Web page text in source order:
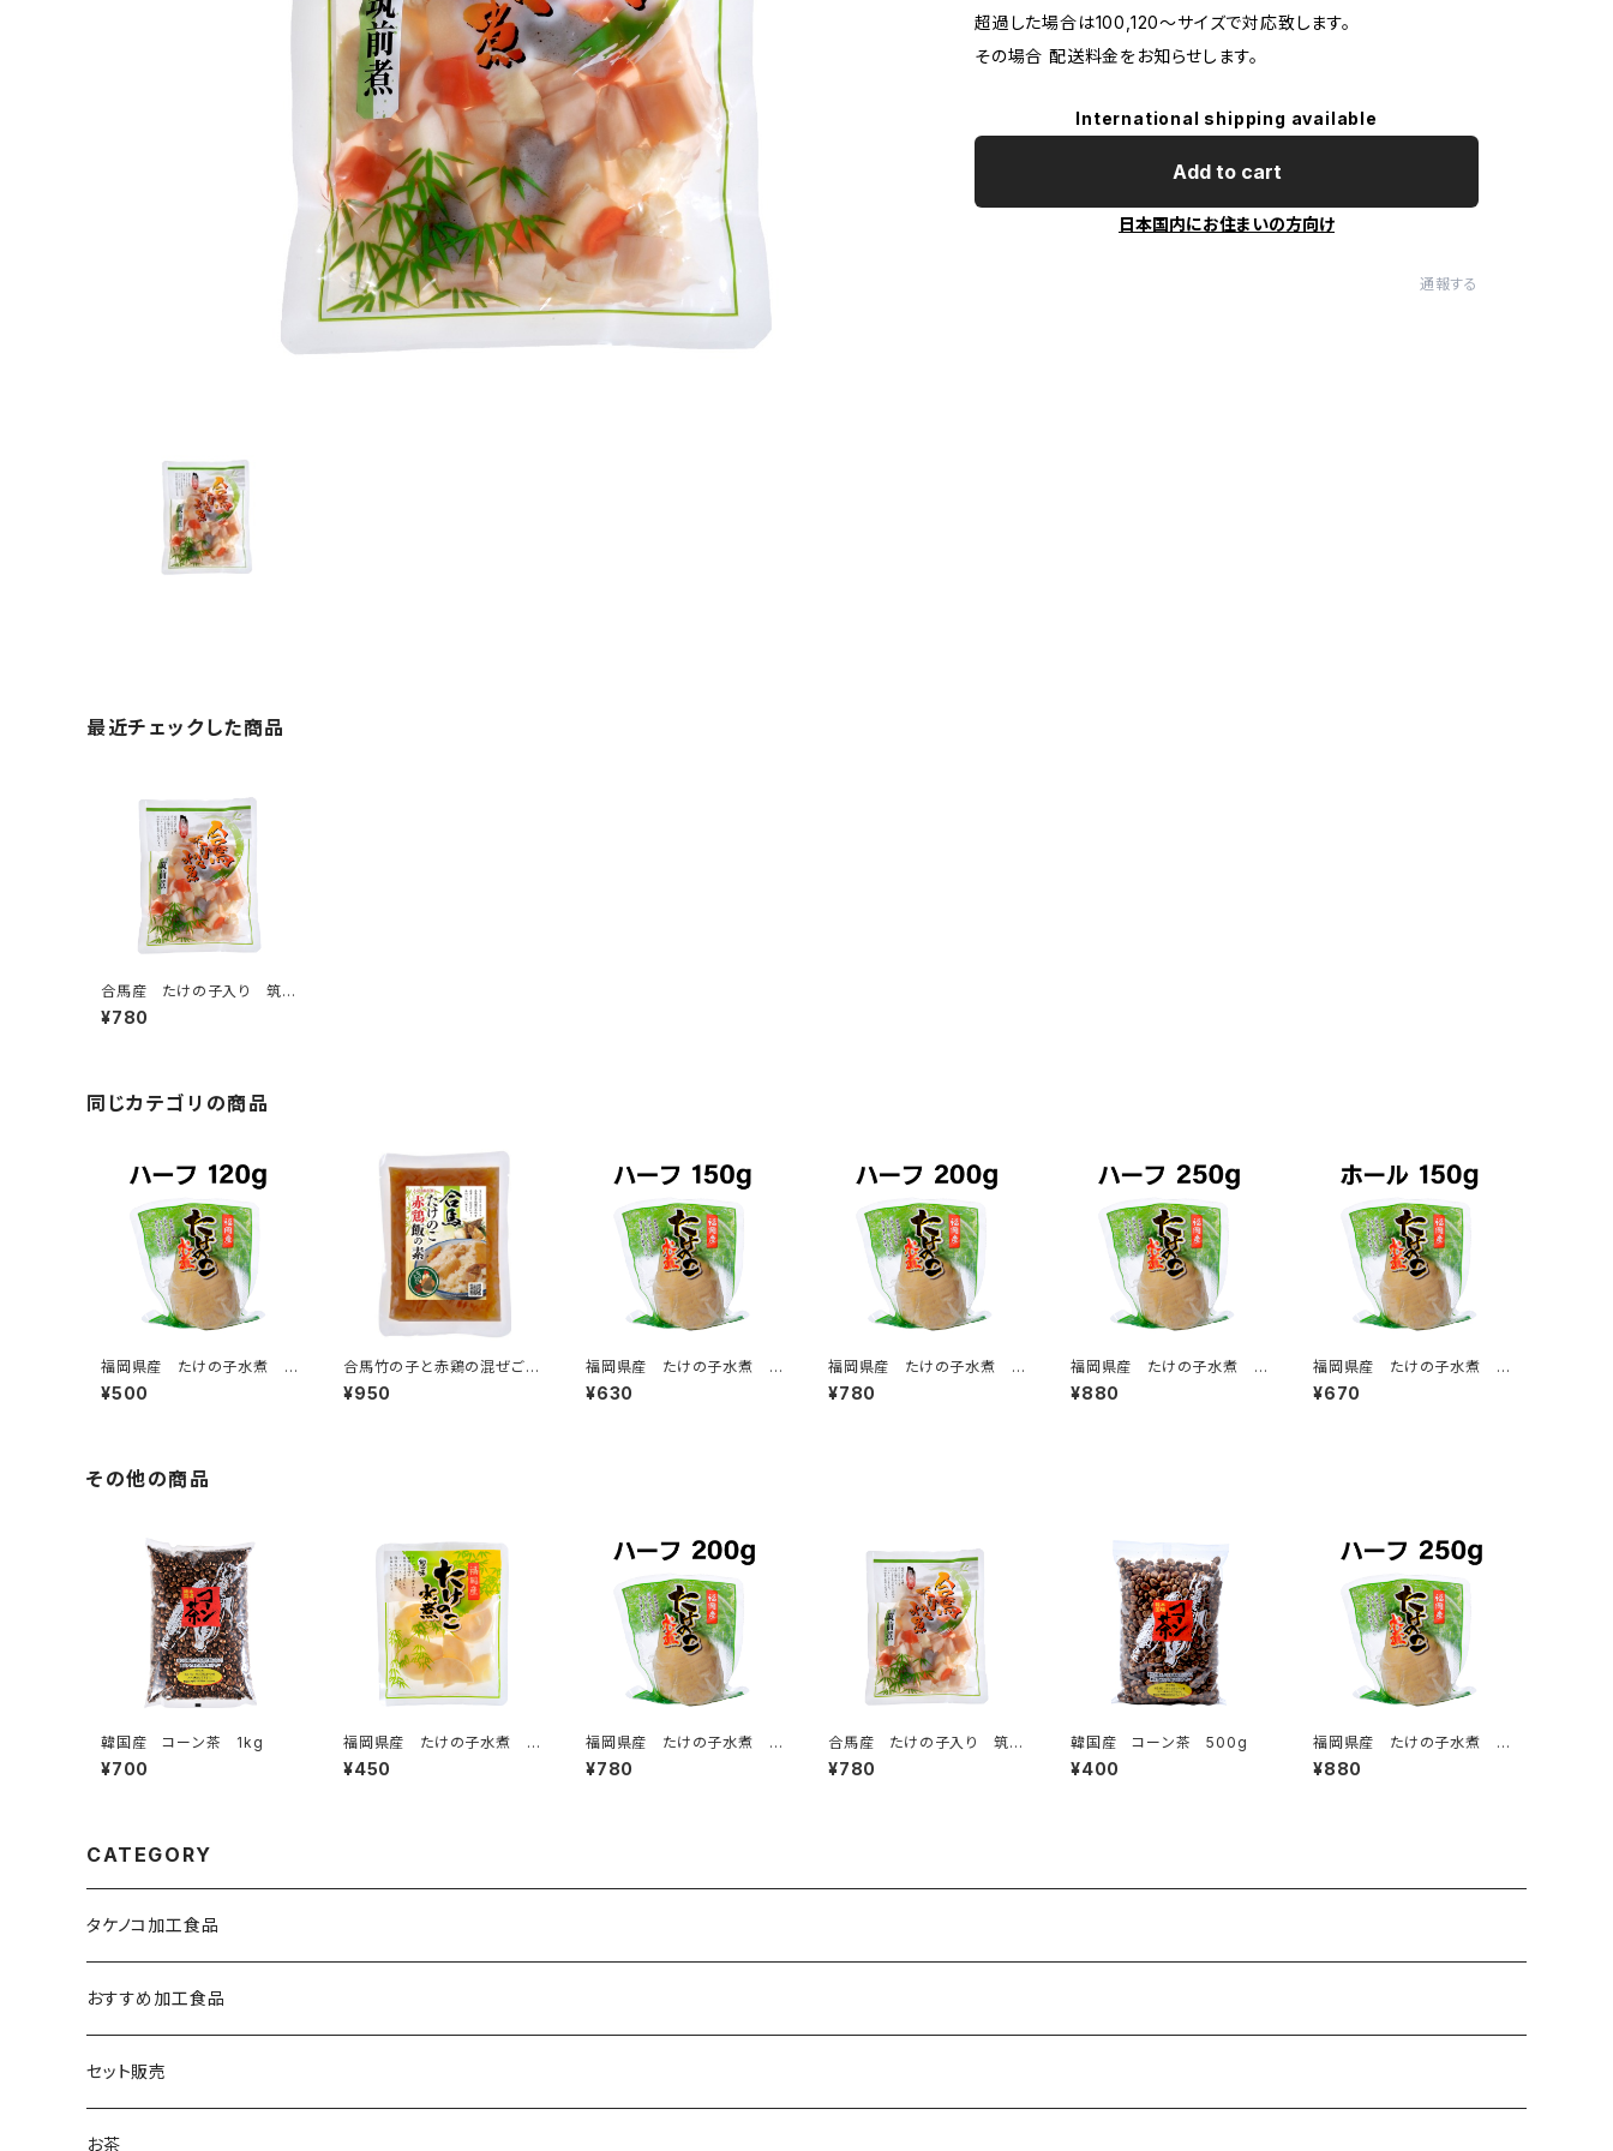
超過した場合は100,120〜サイズで対応致します。
その場合 配送料金をお知らせします。
International shipping available
Add to cart
日本国内にお住まいの方向け
通報する
最近チェックした商品
合馬産 たけの子入り 筑前
煮 220g
¥780
同じカテゴリの商品
福岡県産 たけの子水煮 ハ
ーフ 120g
¥500
合馬竹の子と赤鶏の混ぜご飯
の素
¥950
福岡県産 たけの子水煮 ハ
ーフ 150g
¥630
福岡県産 たけの子水煮 ハ
ーフ 200g
¥780
福岡県産 たけの子水煮 ハ
ーフ 250g
¥880
福岡県産 たけの子水煮 ホ
ール 150g
¥670
その他の商品
韓国産 コーン茶 1kg
¥700
福岡県産 たけの子水煮 ス
ライスカット 90g
¥450
福岡県産 たけの子水煮 ハ
ーフ 200g
¥780
合馬産 たけの子入り 筑前
煮 220g
¥780
韓国産 コーン茶 500g
¥400
福岡県産 たけの子水煮 ハ
ーフ 250g
¥880
CATEGORY
タケノコ加工食品
おすすめ加工食品
セット販売
お茶